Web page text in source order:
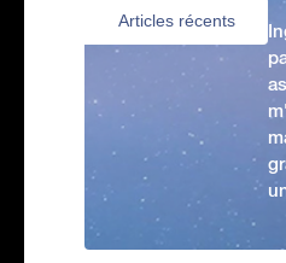
Articles récents